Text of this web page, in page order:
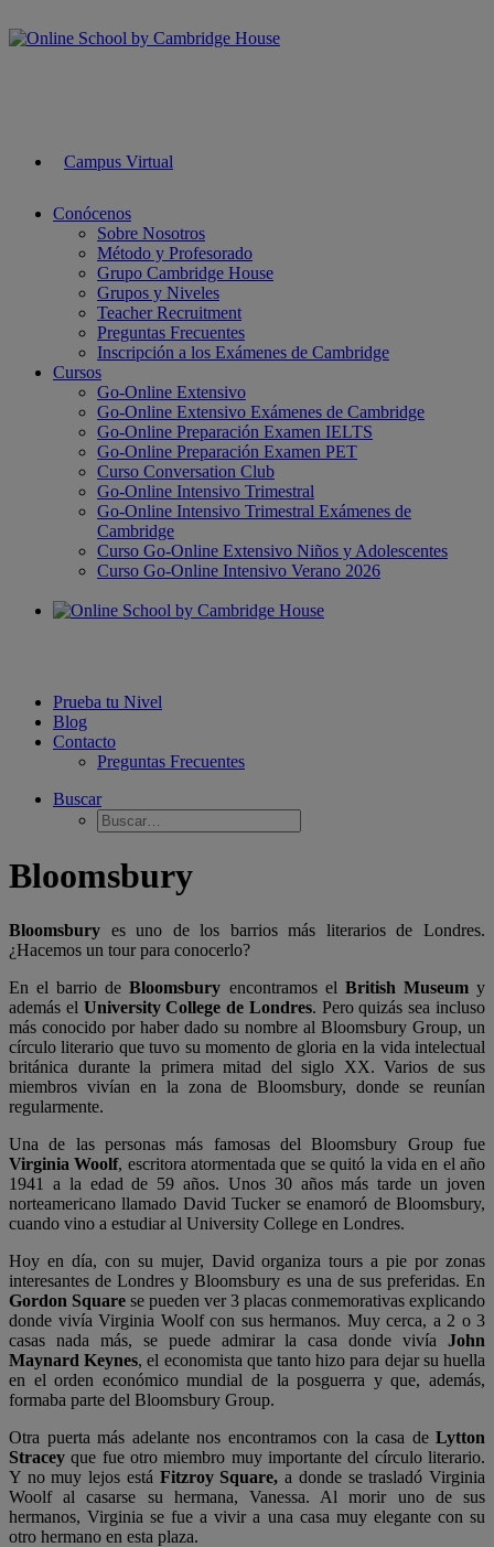
Campus Virtual
Conócenos
Sobre Nosotros
Método y Profesorado
Grupo Cambridge House
Grupos y Niveles
Teacher Recruitment
Preguntas Frecuentes
Inscripción a los Exámenes de Cambridge
Cursos
Go-Online Extensivo
Go-Online Extensivo Exámenes de Cambridge
Go-Online Preparación Examen IELTS
Go-Online Preparación Examen PET
Curso Conversation Club
Go-Online Intensivo Trimestral
Go-Online Intensivo Trimestral Exámenes de
Cambridge
Curso Go-Online Extensivo Niños y Adolescentes
Curso Go-Online Intensivo Verano 2026
Prueba tu Nivel
Blog
Contacto
Preguntas Frecuentes
Buscar
Bloomsbury
Bloomsbury es uno de los barrios más literarios de Londres.
¿Hacemos un tour para conocerlo?
En el barrio deBloomsbury encontramos el British Museumy
además el University College de Londres. Pero quizás sea incluso
más conocido por haber dado su nombre al Bloomsbury Group, un
círculo literario que tuvo su momento de gloria en la vida intelectual
británica durante la primera mitad del siglo XX. Varios de sus
miembros vivían en la zona de Bloomsbury, donde se reunían
regularmente.
Una de las personas más famosas del Bloomsbury Group fue
Virginia Woolf, escritora atormentada que se quitó la vida en el año
1941 a la edad de 59 años. Unos 30 años más tarde un joven
norteamericano llamado David Tucker se enamoró de Bloomsbury,
cuando vino a estudiar al University College en Londres.
Hoy en día, con su mujer, David organiza tours a pie por zonas
interesantes de Londres y Bloomsbury es una de sus preferidas. En
Gordon Square se pueden ver 3 placas conmemorativas explicando
donde vivía Virginia Woolf con sus hermanos. Muy cerca, a 2 o 3
casas nada más, se puede admirar la casa donde vivía John
Maynard Keynes, el economista que tanto hizo para dejar su huella
en el orden económico mundial de la posguerra y que, además,
formaba parte del Bloomsbury Group.
Otra puerta más adelante nos encontramos con la casa de Lytton
Stracey que fue otro miembro muy importante del círculo literario.
Y no muy lejos está Fitzroy Square, a donde se trasladó Virginia
Woolf al casarse su hermana, Vanessa. Al morir uno de sus
hermanos, Virginia se fue a vivir a una casa muy elegante con su
otro hermano en esta plaza.